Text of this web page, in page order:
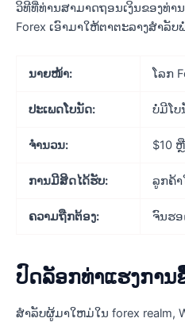
ວິທີທີ່ທ່ານສາມາດຖອນເງິນຂອງທ່າ
Forex ເອົາມາໃຫ້ຕາຕະລາງສໍາລັບ
ນາຍໜ້າ: ໂລກ
ປະເພດໂບນັດ: ບໍ່ມີໂບ
ຈໍາ​ນວນ: $10
ການມີສິດໄດ້ຮັບ: ລູກຄ້າ
ຄວາມຖືກຕ້ອງ: ຈົນຮອ
ປົດລັອກທ່າແຮງການ
ສໍາລັບຜູ້ມາໃຫມ່ໃນ forex realm,